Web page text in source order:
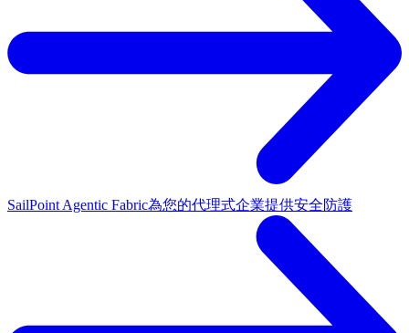
SailPoint Agentic Fabric為您的代理式企業提供安全防護